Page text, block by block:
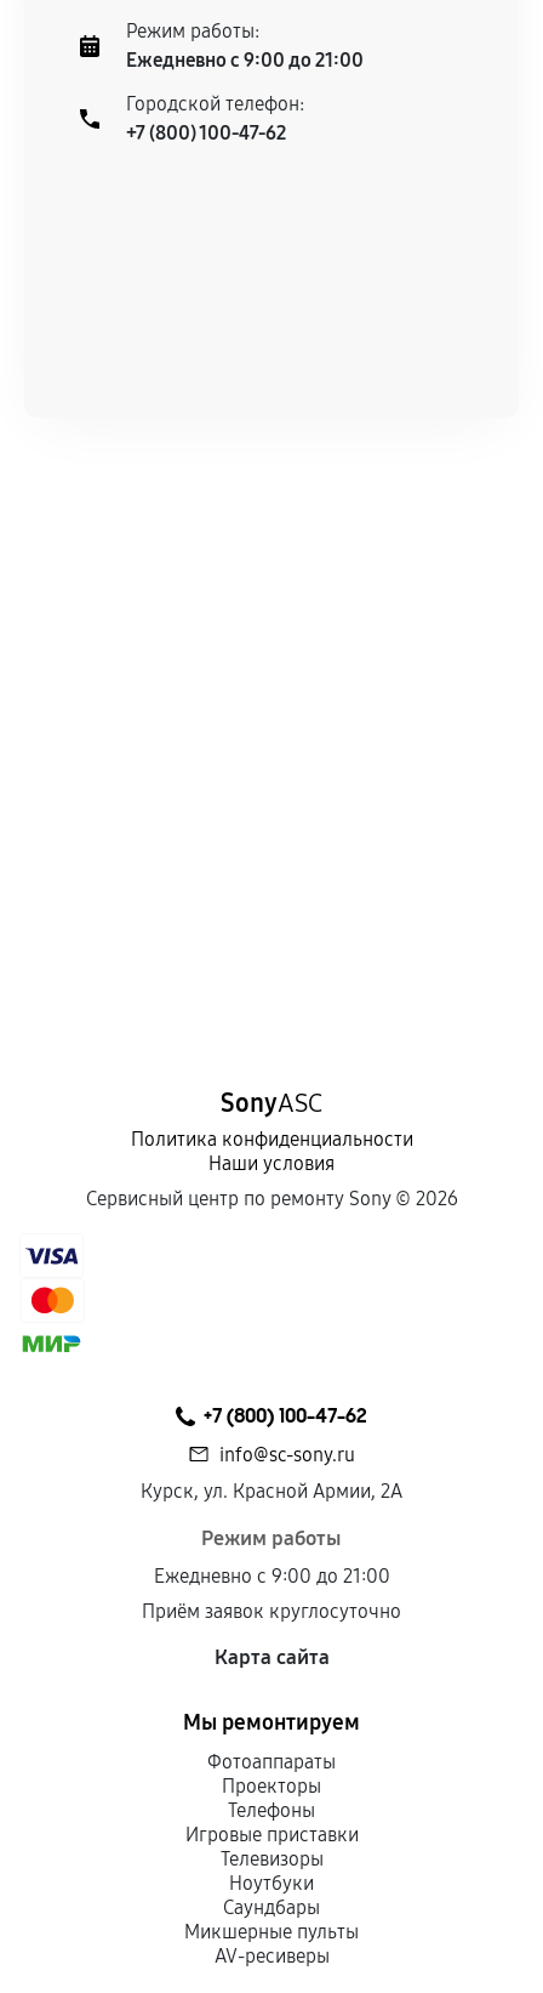
Установка была выполнена нашим сервисным
центром.
При этом гарантия на сами комплектующие
остается на стороне производителя или
продавца. За качество сторонних деталей
Режим работы:
Ежедневно с 9:00 до 21:00
Городской телефон:
+7 (800) 100-47-62
SonyASC
Политика конфиденциальности
Наши условия
Сервисный центр по ремонту Sony © 2026
+7 (800) 100-47-62
info@sc-sony.ru
Курск, ул. Красной Армии, 2А
Режим работы
Ежедневно с 9:00 до 21:00
Приём заявок круглосуточно
Карта сайта
Мы ремонтируем
Фотоаппараты
Проекторы
Телефоны
Игровые приставки
Телевизоры
Ноутбуки
Саундбары
Микшерные пульты
AV-ресиверы